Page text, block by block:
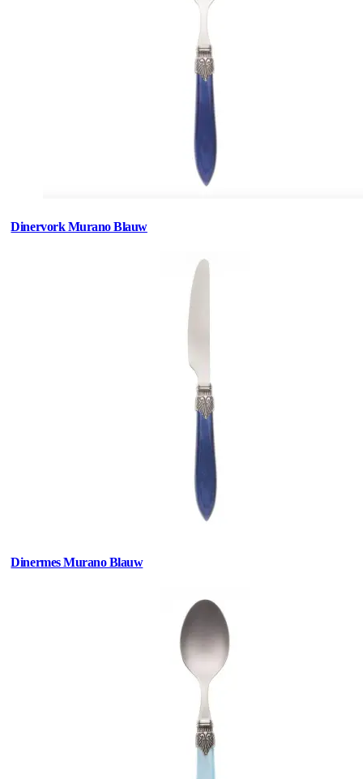
Dinervork Murano Blauw
Dinermes Murano Blauw